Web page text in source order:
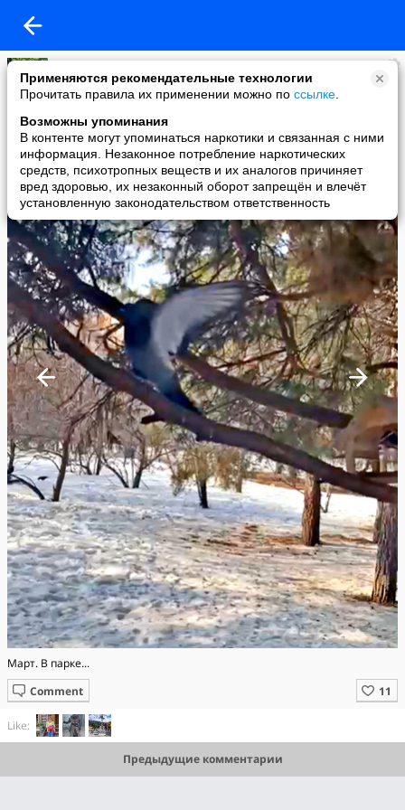
Применяются рекомендательные технологии
Прочитать правила их применении можно по ссылке
Возможны упоминания
В контенте могут упоминаться наркотики и связанная с ними
информация. Незаконное потребление наркотических
средств, психотропных веществ и их аналогов причиняет
вред здоровью, их незаконный оборот запрещён и влечёт
установленную законодательством ответственность
Елена Матяс
added a photo
19 Mar в 15:49
Март. В парке...
Comment
Like:
Предыдущие комментарии